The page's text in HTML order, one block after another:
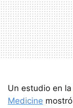
Un estudio en la
Medicine